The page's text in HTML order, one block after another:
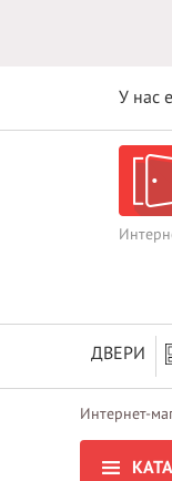
У нас
ДВЕРИ
Интернет-